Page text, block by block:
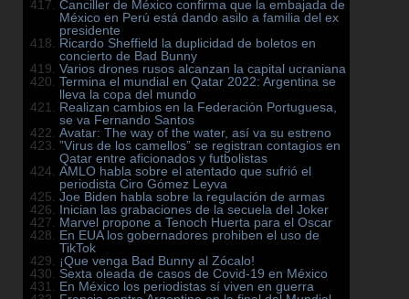
Canciller de México confirma que la embajada de
México en Perú está dando asilo a familia del ex
presidente
Ricardo Sheffield la duplicidad de boletos en
concierto de Bad Bunny
Varios drones rusos alcanzan la capital ucraniana
Termina el mundial en Qatar 2022: Argentina se
lleva la copa del mundo
Realizan cambios en la Federación Portuguesa,
se va Fernando Santos
Avatar: The way of the water, así va su estreno
”Virus de los camellos” se registran contagios en
Qatar entre aficionados y futbolistas
AMLO habla sobre el atentado que sufrió el
periodista Ciro Gómez Leyva
Joe Biden habla sobre la regulación de armas
Inician las grabaciones de la secuela del Joker
Marvel propone a Tenoch Huerta para el Oscar
En EUA los gobernadores prohiben el uso de
TikTok
¡Que venga Bad Bunny al Zócalo!
Sexta oleada de casos de Covid-19 en México
En México los periodistas sí viven en guerra